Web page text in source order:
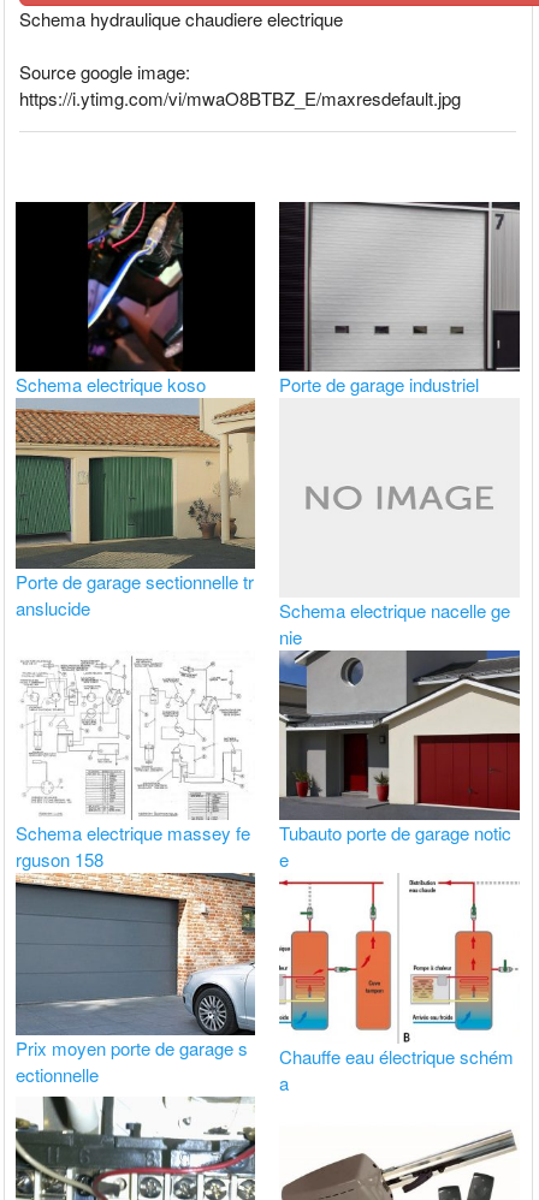
Schema hydraulique chaudiere electrique
Source google image:
https://i.ytimg.com/vi/mwaO8BTBZ_E/maxresdefault.jpg
Schema electrique koso Porte de garage industriel
Porte de garage sectionnelle tr
anslucide
Schema electrique nacelle ge
nie
Schema electrique massey fe
rguson 158
Tubauto porte de garage notic
e
Prix moyen porte de garage s
ectionnelle
Chauffe eau électrique schém
a